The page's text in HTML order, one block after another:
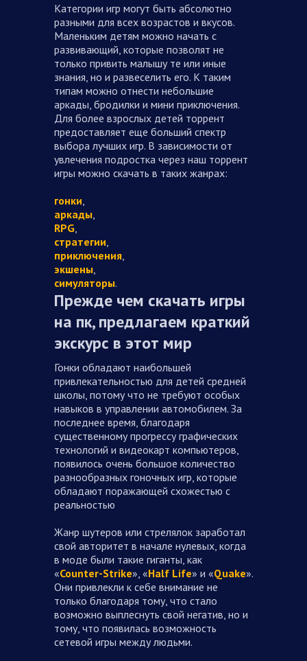
Категории игр могут быть абсолютно
разными для всех возрастов и вкусов.
Маленьким детям можно начать с
развивающий, которые позволят не
только привить малышу те или иные
знания, но и развеселить его. К таким
типам можно отнести небольшие
аркады, бродилки и мини приключения.
Для более взрослых детей торрент
предоставляет еще больший спектр
выбора лучших игр. В зависимости от
увлечения подростка через наш торрент
игры можно скачать в таких жанрах:
гонки
аркады
RPG
стратегии
приключения
экшены
симуляторы.
Прежде чем скачать игры
на пк, предлагаем краткий
экскурс в этот мир
Гонки обладают наибольшей
привлекательностью для детей средней
школы, потому что не требуют особых
навыков в управлении автомобилем. За
последнее время, благодаря
существенному прогрессу графических
технологий и видеокарт компьютеров,
появилось очень большое количество
разнообразных гоночных игр, которые
обладают поражающей схожестью с
реальностью
Жанр шутеров или стрелялок заработал
свой авторитет в начале нулевых, когда
в моде были такие гиганты, как
«Counter-Strike», «Half Life» и «Quake».
Они привлекли к себе внимание не
только благодаря тому, что стало
возможно выплеснуть свой негатив, но и
тому, что появилась возможность
сетевой игры между людьми.